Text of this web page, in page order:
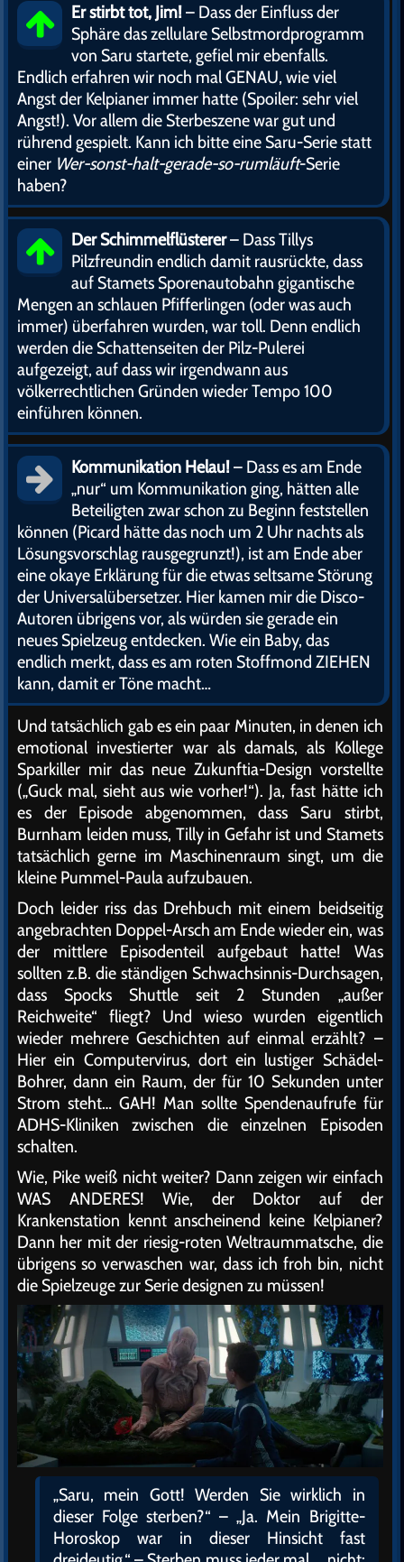
Er stirbt tot, Jim!– Dass der Einfluss der
Sphäre das zellulare Selbstmordprogramm
von Saru startete, gefiel mir ebenfalls.
Endlich erfahren wir noch mal GENAU, wie viel
Angst der Kelpianer immer hatte (Spoiler: sehr viel
Angst!). Vor allem die Sterbeszene war gut und
rührend gespielt. Kann ich bitte eine Saru-Serie statt
einer Wer-sonst-halt-gerade-so-rumläuft-Serie
haben?
Der Schimmelflüsterer– Dass Tillys
Pilzfreundin endlich damit rausrückte, dass
auf Stamets Sporenautobahn gigantische
Mengen an schlauen Pfifferlingen (oder was auch
immer) überfahren wurden, war toll. Denn endlich
werden die Schattenseiten der Pilz-Pulerei
aufgezeigt, auf dass wir irgendwann aus
völkerrechtlichen Gründen wieder Tempo 100
einführen können.
Kommunikation Helau!– Dass es am Ende
„nur“ um Kommunikation ging, hätten alle
Beteiligten zwar schon zu Beginn feststellen
können (Picard hätte das noch um 2 Uhr nachts als
Lösungsvorschlag rausgegrunzt!), ist am Ende aber
eine okaye Erklärung für die etwas seltsame Störung
der Universalübersetzer. Hier kamen mir die Disco-
Autoren übrigens vor, als würden sie gerade ein
neues Spielzeug entdecken. Wie ein Baby, das
endlich merkt, dass es am roten Stoffmond ZIEHEN
kann, damit er Töne macht…
Und tatsächlich gab es ein paar Minuten, in denen ich
emotional investierter war als damals, als Kollege
Sparkiller mir das neue Zukunftia-Design vorstellte
(„Guck mal, sieht aus wie vorher!“). Ja, fast hätte ich
es der Episode abgenommen, dass Saru stirbt,
Burnham leiden muss, Tilly in Gefahr ist und Stamets
tatsächlich gerne im Maschinenraum singt, um die
kleine Pummel-Paula aufzubauen.
Doch leider riss das Drehbuch mit einem beidseitig
angebrachten Doppel-Arsch am Ende wieder ein, was
der mittlere Episodenteil aufgebaut hatte! Was
sollten z.B. die ständigen Schwachsinnis-Durchsagen,
dass Spocks Shuttle seit 2 Stunden „außer
Reichweite“ fliegt? Und wieso wurden eigentlich
wieder mehrere Geschichten auf einmal erzählt? –
Hier ein Computervirus, dort ein lustiger Schädel-
Bohrer, dann ein Raum, der für 10 Sekunden unter
Strom steht… GAH! Man sollte Spendenaufrufe für
ADHS-Kliniken zwischen die einzelnen Episoden
schalten.
Wie, Pike weiß nicht weiter? Dann zeigen wir einfach
WAS ANDERES! Wie, der Doktor auf der
Krankenstation kennt anscheinend keine Kelpianer?
Dann her mit der riesig-roten Weltraummatsche, die
übrigens so verwaschen war, dass ich froh bin, nicht
die Spielzeuge zur Serie designen zu müssen!
„Saru, mein Gott! Werden Sie wirklich in
dieser Folge sterben?“ – „Ja. Mein Brigitte-
Horoskop war in dieser Hinsicht fast